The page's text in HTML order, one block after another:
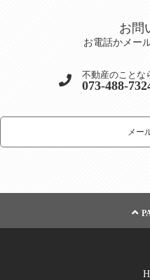
お問
お電話かメー
不動産のことな
073-488-
メー